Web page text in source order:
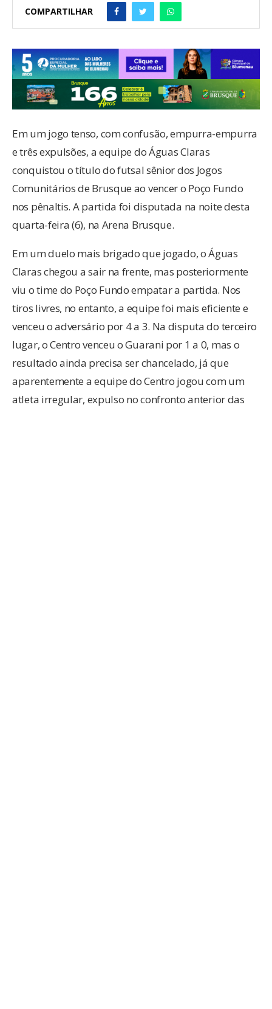
COMPARTILHAR
Em um jogo tenso, com confusão, empurra-empurra
e três expulsões, a equipe do Águas Claras
conquistou o título do futsal sênior dos Jogos
Comunitários de Brusque ao vencer o Poço Fundo
nos pênaltis. A partida foi disputada na noite desta
quarta-feira (6), na Arena Brusque.
Em um duelo mais brigado que jogado, o Águas
Claras chegou a sair na frente, mas posteriormente
viu o time do Poço Fundo empatar a partida. Nos
tiros livres, no entanto, a equipe foi mais eficiente e
venceu o adversário por 4 a 3. Na disputa do terceiro
lugar, o Centro venceu o Guarani por 1 a 0, mas o
resultado ainda precisa ser chancelado, já que
aparentemente a equipe do Centro jogou com um
atleta irregular, expulso no confronto anterior das